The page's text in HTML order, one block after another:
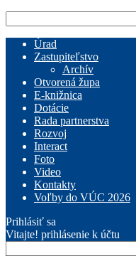
Úrad
Zastupiteľstvo
Archív
Otvorená župa
E-knižnica
Dotácie
Rada partnerstva
Rozvoj
Interact
Foto
Video
Kontakty
Voľby do VÚC 2026
Prihlásiť sa
Vitajte! prihlásenie k účtu